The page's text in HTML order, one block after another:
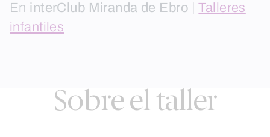
En interClub Miranda de Ebro |Talleres
infantiles
Sobre el taller